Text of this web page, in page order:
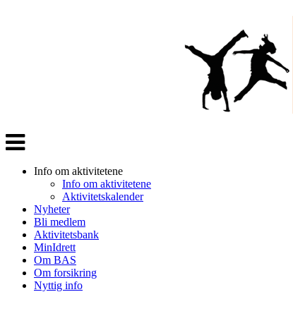
Veksle
navigasjon
Info om aktivitetene
Info om aktivitetene
Aktivitetskalender
Nyheter
Bli medlem
Aktivitetsbank
MinIdrett
Om BAS
Om forsikring
Nyttig info